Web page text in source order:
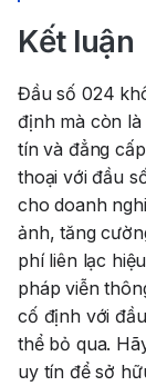
Kết luận
Đầu số 024
định mà còn
tín và đẳng
thoại với đầu
cho doanh
ảnh, tăng
phí liên lạc
pháp viễn
cố định với
thể bỏ qua.
uy tín để sở